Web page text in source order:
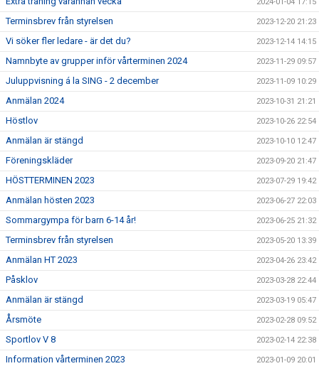
Terminsbrev från styrelsen 2023-12-20 21:23
Vi söker fler ledare - är det du? 2023-12-14 14:15
Namnbyte av grupper inför vårterminen 2024 2023-11-29 09:57
Juluppvisning á la SING - 2 december 2023-11-09 10:29
Anmälan 2024 2023-10-31 21:21
Höstlov 2023-10-26 22:54
Anmälan är stängd 2023-10-10 12:47
Föreningskläder 2023-09-20 21:47
HÖSTTERMINEN 2023 2023-07-29 19:42
Anmälan hösten 2023 2023-06-27 22:03
Sommargympa för barn 6-14 år! 2023-06-25 21:32
Terminsbrev från styrelsen 2023-05-20 13:39
Anmälan HT 2023 2023-04-26 23:42
Påsklov 2023-03-28 22:44
Anmälan är stängd 2023-03-19 05:47
Årsmöte 2023-02-28 09:52
Sportlov V 8 2023-02-14 22:38
Information vårterminen 2023 2023-01-09 20:01